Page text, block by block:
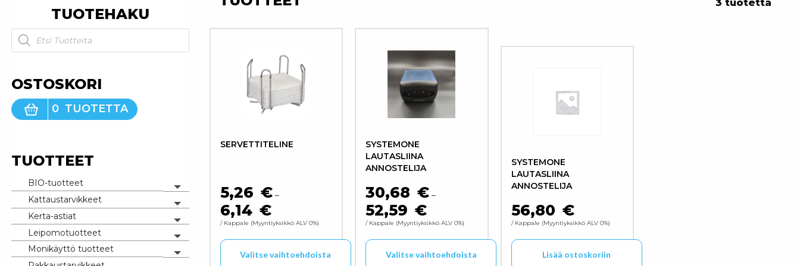
TUOTEHAKU
Products search
OSTOSKORI
0 TUOTETTA
TUOTTEET
BIO-tuotteet
Toggle menu
Kattaustarvikkeet
Toggle menu
Kerta-astiat
Toggle menu
Leipomotuotteet
Toggle menu
Monikäyttö tuotteet
Toggle menu
3 tuotetta
SERVETTITELINE
5,26 € –
6,14 €HINTALUOKKA: 5,26 € - 6,14 €
/ Kappale Myyntiyksikkö ALV 0%
Valitse vaihtoehdoista
SYSTEMONE
LAUTASLIINA
ANNOSTELIJA
30,68 € –
52,59 €HINTALUOKKA: 30,68 € - 52,59 €
/ Kappale Myyntiyksikkö ALV 0%
Valitse vaihtoehdoista
SYSTEMONE
LAUTASLIINA
ANNOSTELIJA
56,80 €
/ Kappale Myyntiyksikkö ALV 0%
Lisää ostoskoriin